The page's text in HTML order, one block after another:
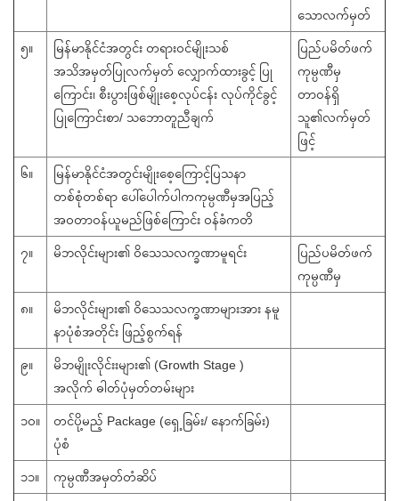
သောလက်မှတ်
၅။
မြန်မာနိုင်ငံအတွင်း တရားဝင်မျိုးသစ်
အသိအမှတ်ပြုလက်မှတ် လျှောက်ထားခွင့် ပြု
ကြောင်း၊ စီးပွားဖြစ်မျိုးစေ့လုပ်ငန်း လုပ်ကိုင်ခွင့်
ပြုကြောင်းစာ/ သဘောတူညီချက်
ပြည်ပမိတ်ဖက်
ကုမ္ပဏီမှ
တာဝန်ရှိ
သူ၏လက်မှတ်
ဖြင့်
၆။
မြန်မာနိုင်ငံအတွင်းမျိုးစေ့ကြောင့်ပြသနာ
တစ်စုံတစ်ရာ ပေါ်ပေါက်ပါကကုမ္ပဏီမှအပြည့်
အဝတာဝန်ယူမည်ဖြစ်ကြောင်း ဝန်ခံကတိ
၇။ မိဘလိုင်းများ၏ ဝိသေသလက္ခဏာမူရင်း
ပြည်ပမိတ်ဖက်
ကုမ္ပဏီမှ
၈။
မိဘလိုင်းများ၏ ဝိသေသလက္ခဏာများအား နမူ
နာပုံစံအတိုင်း ဖြည့်စွက်ရန်
၉။
မိဘမျိုးလိုင်းးများ၏ (Growth Stage )
အလိုက် ဓါတ်ပုံမှတ်တမ်းများ
၁၀။
တင်ပို့မည့် Package (ရှေ့ခြမ်း/ နောက်ခြမ်း)
ပုံစံ
၁၁။ ကုမ္ပဏီအမှတ်တံဆိပ်